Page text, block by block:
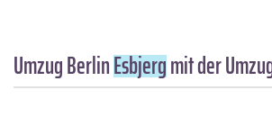
Umzug BerlinEsbjergmit der